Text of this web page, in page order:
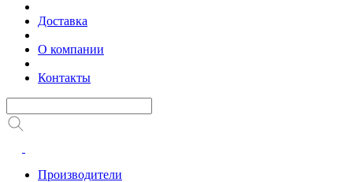
Доставка
О компании
Контакты
Производители